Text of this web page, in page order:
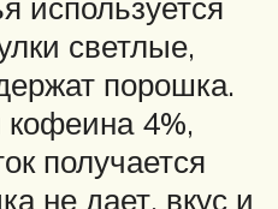
светлые,
порошка.
кофеина 4%,
получается
не дает, вкус и